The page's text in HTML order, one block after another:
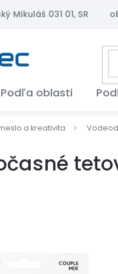
Mikuláš 031 01, SR
Podľa oblasti
a kreativita